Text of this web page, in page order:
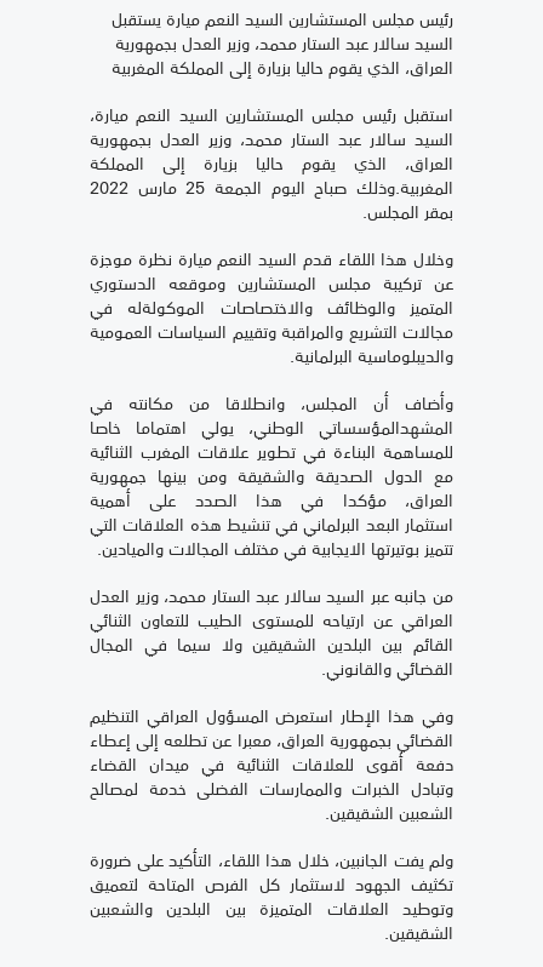
رئيس مجلس المستشارين السيد النعم ميارة يستقبل
السيد سالار عبد الستار محمد، وزير العدل بجمهورية
العراق، الذي يقوم حاليا بزيارة إلى المملكة المغربية
استقبل رئيس مجلس المستشارين السيد النعم ميارة،
السيد سالار عبد الستار محمد، وزير العدل بجمهورية
العراق، الذي يقوم حاليا بزيارة إلى المملكة
المغربية.وذلك صباح اليوم الجمعة 25 مارس 2022
بمقر المجلس.
وخلال هذا اللقاء قدم السيد النعم ميارة نظرة موجزة
عن تركيبة مجلس المستشارين وموقعه الدستوري
المتميز والوظائف والاختصاصات الموكولةله في
مجالات التشريع والمراقبة وتقييم السياسات العمومية
والديبلوماسية البرلمانية.
وأضاف أن المجلس، وانطلاقا من مكانته في
المشهدالمؤسساتي الوطني، يولي اهتماما خاصا
للمساهمة البناءة في تطوير علاقات المغرب الثنائية
مع الدول الصديقة والشقيقة ومن بينها جمهورية
العراق، مؤكدا في هذا الصدد على أهمية
استثمار البعد البرلماني في تنشيط هذه العلاقات التي
تتميز بوتيرتها الايجابية في مختلف المجالات والميادين.
من جانبه عبر السيد سالار عبد الستار محمد، وزير العدل
العراقي عن ارتياحه للمستوى الطيب للتعاون الثنائي
القائم بين البلدين الشقيقين ولا سيما في المجال
القضائي والقانوني.
وفي هذا الإطار استعرض المسؤول العراقي التنظيم
القضائي بجمهورية العراق، معبرا عن تطلعه إلى إعطاء
دفعة أقوى للعلاقات الثنائية في ميدان القضاء
وتبادل الخبرات والممارسات الفضلى خدمة لمصالح
الشعبين الشقيقين.
ولم يفت الجانبين، خلال هذا اللقاء، التأكيد على ضرورة
تكثيف الجهود لاستثمار كل الفرص المتاحة لتعميق
وتوطيد العلاقات المتميزة بين البلدين والشعبين
الشقيقين.